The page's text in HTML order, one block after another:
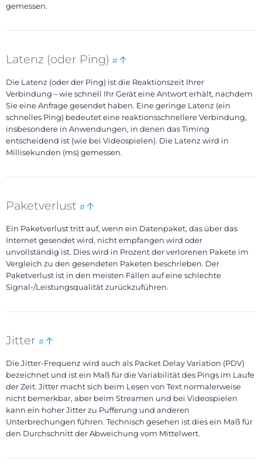
gemessen.
Latenz (oder Ping) # Bookmark
top
Die Latenz (oder der Ping) ist die Reaktionszeit Ihrer
Verbindung – wie schnell Ihr Gerät eine Antwort erhält, nachdem
Sie eine Anfrage gesendet haben. Eine geringe Latenz (ein
schnelles Ping) bedeutet eine reaktionsschnellere Verbindung,
insbesondere in Anwendungen, in denen das Timing
entscheidend ist (wie bei Videospielen). Die Latenz wird in
Millisekunden (ms) gemessen.
Paketverlust # Bookmark
top
Ein Paketverlust tritt auf, wenn ein Datenpaket, das über das
Internet gesendet wird, nicht empfangen wird oder
unvollständig ist. Dies wird in Prozent der verlorenen Pakete im
Vergleich zu den gesendeten Paketen beschrieben. Der
Paketverlust ist in den meisten Fällen auf eine schlechte
Signal-/Leistungsqualität zurückzuführen.
Jitter # Bookmark
top
Die Jitter-Frequenz wird auch als Packet Delay Variation (PDV)
bezeichnet und ist ein Maß für die Variabilität des Pings im Laufe
der Zeit. Jitter macht sich beim Lesen von Text normalerweise
nicht bemerkbar, aber beim Streamen und bei Videospielen
kann ein hoher Jitter zu Pufferung und anderen
Unterbrechungen führen. Technisch gesehen ist dies ein Maß für
den Durchschnitt der Abweichung vom Mittelwert.